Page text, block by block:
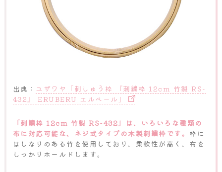
出典： ユザワヤ「刺しゅう枠 『刺繍枠 12cm 竹製 RS-
432』 ERUBERU エルベール」
「刺繍枠 12cm 竹製 RS-432」は、いろいろな種類の
布に対応可能な、ネジ式タイプの木製刺繍枠です。 枠に
はしなりのある竹を使用しており、柔軟性が高く、布を
しっかりホールドします。